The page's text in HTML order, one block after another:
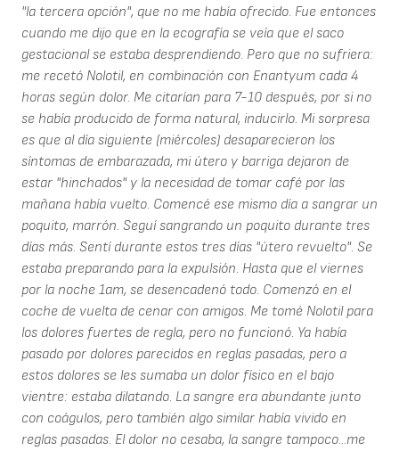
"la tercera opción", que no me había ofrecido. Fue entonces
cuando me dijo que en la ecografía se veía que el saco
gestacional se estaba desprendiendo. Pero que no sufriera:
me recetó Nolotil, en combinación con Enantyum cada 4
horas según dolor. Me citarían para 7-10 después, por si no
se había producido de forma natural, inducirlo. Mi sorpresa
es que al día siguiente (miércoles) desaparecieron los
síntomas de embarazada, mi útero y barriga dejaron de
estar "hinchados" y la necesidad de tomar café por las
mañana había vuelto. Comencé ese mismo día a sangrar un
poquito, marrón. Seguí sangrando un poquito durante tres
días más. Sentí durante estos tres días "útero revuelto". Se
estaba preparando para la expulsión. Hasta que el viernes
por la noche 1am, se desencadenó todo. Comenzó en el
coche de vuelta de cenar con amigos. Me tomé Nolotil para
los dolores fuertes de regla, pero no funcionó. Ya había
pasado por dolores parecidos en reglas pasadas, pero a
estos dolores se les sumaba un dolor físico en el bajo
vientre: estaba dilatando. La sangre era abundante junto
con coágulos, pero también algo similar había vivido en
reglas pasadas. El dolor no cesaba, la sangre tampoco...me